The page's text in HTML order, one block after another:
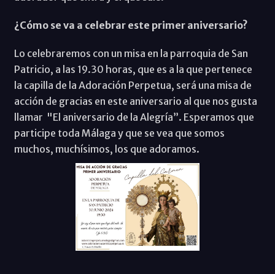
¿Cómo se va a celebrar este primer aniversario?
Lo celebraremos con un misa en la parroquia de San
Patricio, a las 19.30 horas, que es a la que pertenece
la capilla de la Adoración Perpetua, será una misa de
acción de gracias en este aniversario al que nos gusta
llamar "El aniversario de la Alegría”. Esperamos que
participe toda Málaga y que se vea que somos
muchos, muchísimos, los que adoramos.